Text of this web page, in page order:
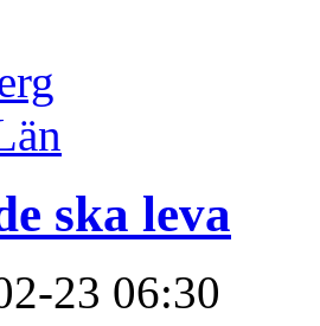
ska leva
23 06:30